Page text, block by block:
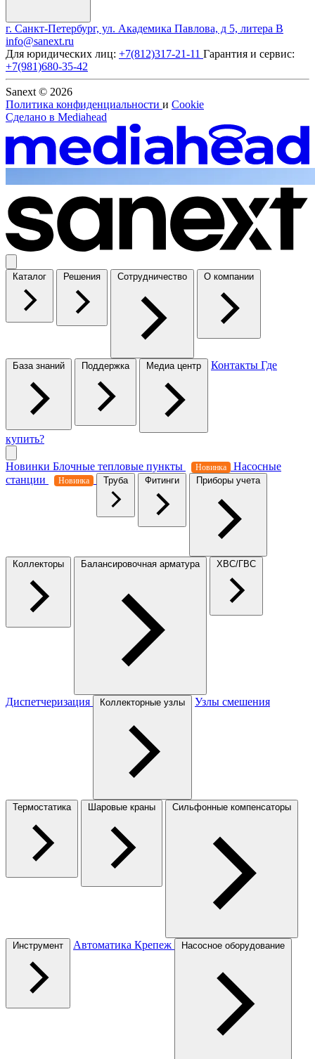
г. Санкт-Петербург, ул. Академика Павлова, д 5, литера В
info@sanext.ru
Для юридических лиц: +7(812)317-21-11 Гарантия и сервис:
+7(981)680-35-42
Sanext © 2026
Политика конфиденциальности и Cookie
Сделано в Mediahead
Каталог Решения Сотрудничество О компании
База знаний Поддержка Медиа центр Контакты Где
купить?
Новинки Блочные тепловые пункты Новинка
Насосные
станции
Новинка Труба Фитинги Приборы учета
Коллекторы Балансировочная арматура ХВС/ГВС
Диспетчеризация Коллекторные узлы Узлы смешения
Термостатика Шаровые краны Сильфонные компенсаторы
Инструмент Автоматика Крепеж Насосное оборудование